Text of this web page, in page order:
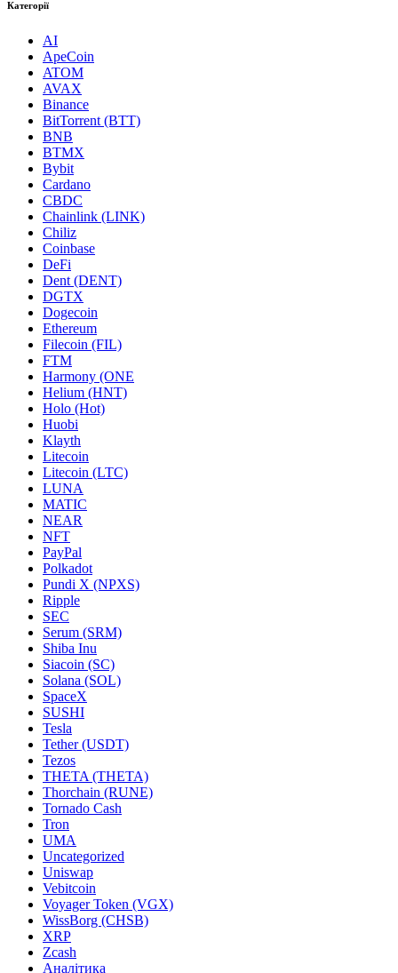
Категорії
AI
ApeCoin
ATOM
AVAX
Binance
BitTorrent (BTT)
BNB
BTMX
Bybit
Cardano
CBDC
Chainlink (LINK)
Chiliz
Coinbase
DeFi
Dent (DENT)
DGTX
Dogecoin
Ethereum
Filecoin (FIL)
FTM
Harmony (ONE
Helium (HNT)
Holo (Hot)
Huobi
Klayth
Litecoin
Litecoin (LTC)
LUNA
MATIC
NEAR
NFT
PayPal
Polkadot
Pundi X (NPXS)
Ripple
SEC
Serum (SRM)
Shiba Inu
Siacoin (SC)
Solana (SOL)
SpaceX
SUSHI
Tesla
Tether (USDT)
Tezos
THETA (THETA)
Thorchain (RUNE)
Tornado Cash
Tron
UMA
Uncategorized
Uniswap
Vebitcoin
Voyager Token (VGX)
WissBorg (CHSB)
XRP
Zcash
Аналітика